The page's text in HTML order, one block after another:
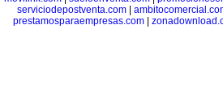
serviciodepostventa.com
prestamosparaempresas.com